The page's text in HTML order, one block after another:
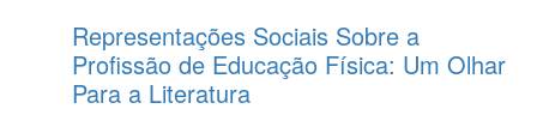
Representações Sociais Sobre a
Profissão de Educação Física: Um Olhar
Para a Literatura